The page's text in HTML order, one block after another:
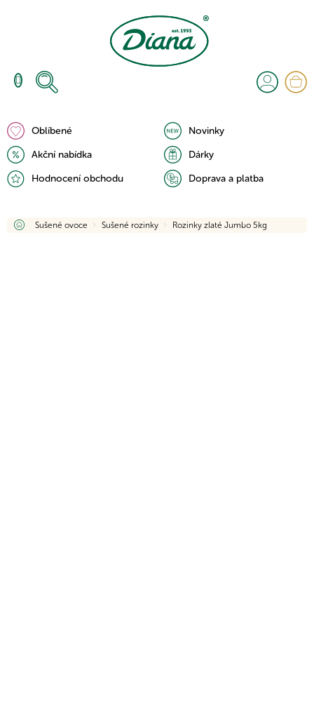
Oblíbené
Novinky
Akční nabídka
Dárky
Hodnocení obchodu
Doprava a platba
Domů
Sušené ovoce Sušené rozinky Rozinky zlaté Jumbo 5kg